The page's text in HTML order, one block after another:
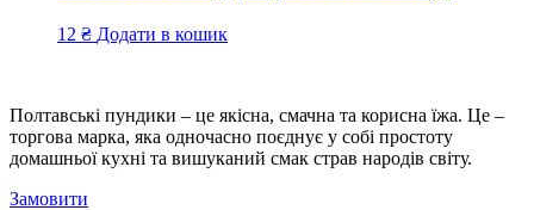
12 ₴ Додати в кошик
Полтавські пундики – це якісна, смачна та корисна їжа. Це –
торгова марка, яка одночасно поєднує у собі простоту
домашньої кухні та вишуканий смак страв народів світу.
Замовити